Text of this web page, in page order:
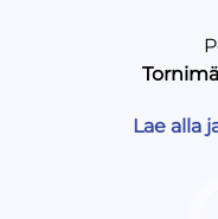
Lae alla